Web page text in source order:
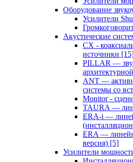
Оборудование
Усилители
Акустические
CX -
источники
PILLAR —
ANT —
системы со
Monitor -
TAURA —
ERA-i —
ERA —
версия) [5]
Усилители